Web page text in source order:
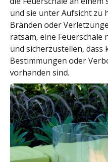
und sie unter Aufsicht zu
Bränden oder
ratsam, eine Feuerschale
und sicherzustellen, dass
Bestimmungen oder
vorhanden sind.